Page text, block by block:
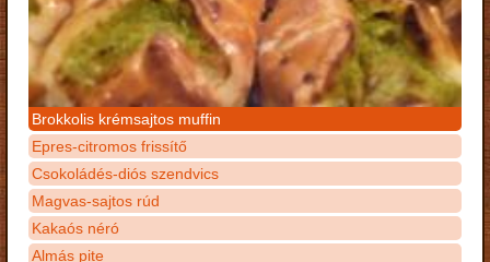
Brokkolis krémsajtos muffin
Epres-citromos frissítő
Csokoládés-diós szendvics
Magvas-sajtos rúd
Kakaós néró
Almás pite